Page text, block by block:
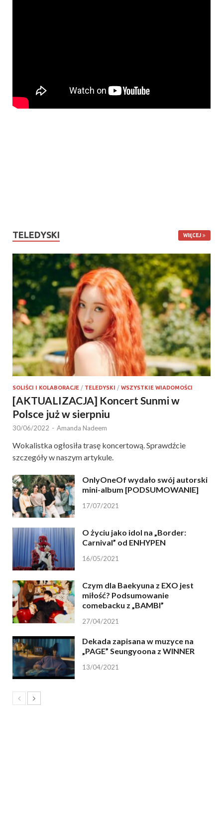
TELEDYSKI WIĘCEJ
SOLIŚCI I KOLABORACJE / TELEDYSKI / WSZYSTKIE WIADOMOŚCI
[AKTUALIZACJA] Koncert Sunmi w
Polsce już w sierpniu
30/06/2022 - Amanda Nadeem
Wokalistka ogłosiła trasę koncertową. Sprawdźcie
szczegóły w naszym artykule.
OnlyOneOf wydało swój autorski
mini-album [PODSUMOWANIE]
17/07/2021
O życiu jako idol na „Border:
Carnival” od ENHYPEN
16/05/2021
Czym dla Baekyuna z EXO jest
miłość? Podsumowanie
comebacku z „BAMBI”
27/04/2021
Dekada zapisana w muzyce na
„PAGE” Seungyoona z WINNER
13/04/2021